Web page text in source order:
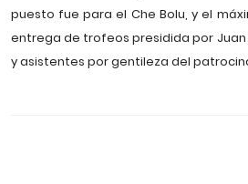
puesto fue para el Che Bolu, y el
entrega de trofeos presidida por
y asistentes por gentileza del